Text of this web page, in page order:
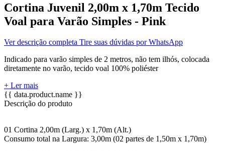
Cortina Juvenil 2,00m x 1,70m Tecido
Voal para Varão Simples - Pink
Ver descrição completa Tire suas dúvidas por WhatsApp
Indicado para varão simples de 2 metros, não tem ilhós, colocada
diretamente no varão, tecido voal 100% poliéster
+ Ler mais
{{ data.product.name }}
Descrição do produto
01 Cortina 2,00m (Larg.) x 1,70m (Alt.)
Consumo total na Largura: 3,00m (02 partes de 1,50m x 1,70m)